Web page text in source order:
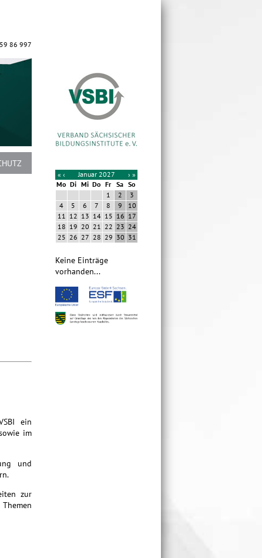
86 997
ein
im
und
zur
« ‹ Januar 2027 › »
Mo Di Mi Do Fr Sa So
1
2
3
4
5 6 7 8 9
10
11 12 13 14 15 16 17
18 19 20 21 22 23 24
25 26 27 28 29 30 31
Keine Einträge
vorhanden...